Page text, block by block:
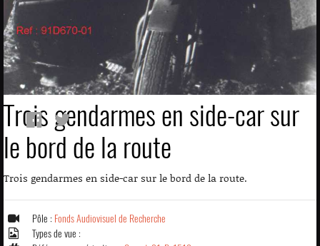
Trois gendarmes en side-car sur
le bord de la route
Trois gendarmes en side-car sur le bord de la route.
Pôle : Fonds Audiovisuel de Recherche
Types de vue :